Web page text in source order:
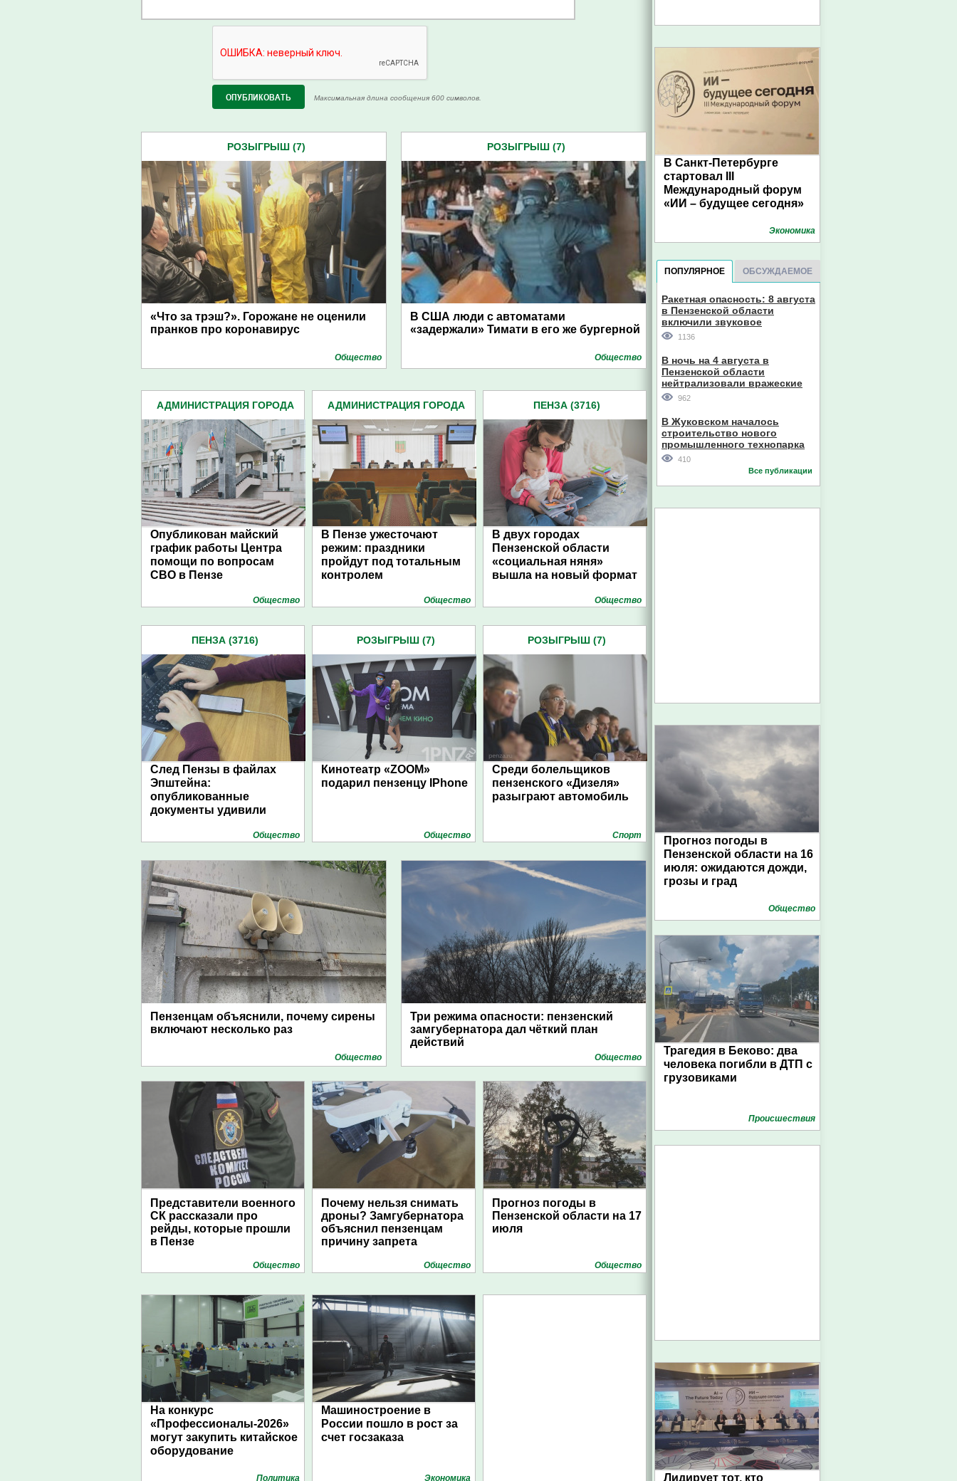
Максимальная длина сообщения 600 символов.
РОЗЫГРЫШ (7)
«Что за трэш?». Горожане не оценили
пранков про коронавирус
Общество
РОЗЫГРЫШ (7)
В США люди с автоматами
«задержали» Тимати в его же бургерной
Общество
АДМИНИСТРАЦИЯ ГОРОДА
Опубликован майский
график работы Центра
помощи по вопросам
СВО в Пензе
Общество
АДМИНИСТРАЦИЯ ГОРОДА
В Пензе ужесточают
режим: праздники
пройдут под тотальным
контролем
Общество
ПЕНЗА (3716)
В двух городах
Пензенской области
«социальная няня»
вышла на новый формат
Общество
ПЕНЗА (3716)
След Пензы в файлах
Эпштейна:
опубликованные
документы удивили
Общество
РОЗЫГРЫШ (7)
Кинотеатр «ZOOM»
подарил пензенцу IPhone
Общество
РОЗЫГРЫШ (7)
Среди болельщиков
пензенского «Дизеля»
разыграют автомобиль
Спорт
Пензенцам объяснили, почему сирены
включают несколько раз
Общество
Три режима опасности: пензенский
замгубернатора дал чёткий план
действий
Общество
Представители военного
СК рассказали про
рейды, которые прошли
в Пензе
Общество
Почему нельзя снимать
дроны? Замгубернатора
объяснил пензенцам
причину запрета
Общество
Прогноз погоды в
Пензенской области на 17
июля
Общество
На конкурс
«Профессионалы-2026»
могут закупить китайское
оборудование
Политика
Машиностроение в
России пошло в рост за
счет госзаказа
Экономика
В Санкт-Петербурге
стартовал III
Международный форум
«ИИ – будущее сегодня»
Экономика
ПОПУЛЯРНОЕ ОБСУЖДАЕМОЕ
Ракетная опасность: 8 августа
в Пензенской области
включили звуковое
оповещение
1136
В ночь на 4 августа в
Пензенской области
нейтрализовали вражеские
дроны
962
В Жуковском началось
строительство нового
промышленного технопарка
410
Все публикации
Прогноз погоды в
Пензенской области на 16
июля: ожидаются дожди,
грозы и град
Общество
Трагедия в Беково: два
человека погибли в ДТП с
грузовиками
Проиcшествия
Лидирует тот, кто